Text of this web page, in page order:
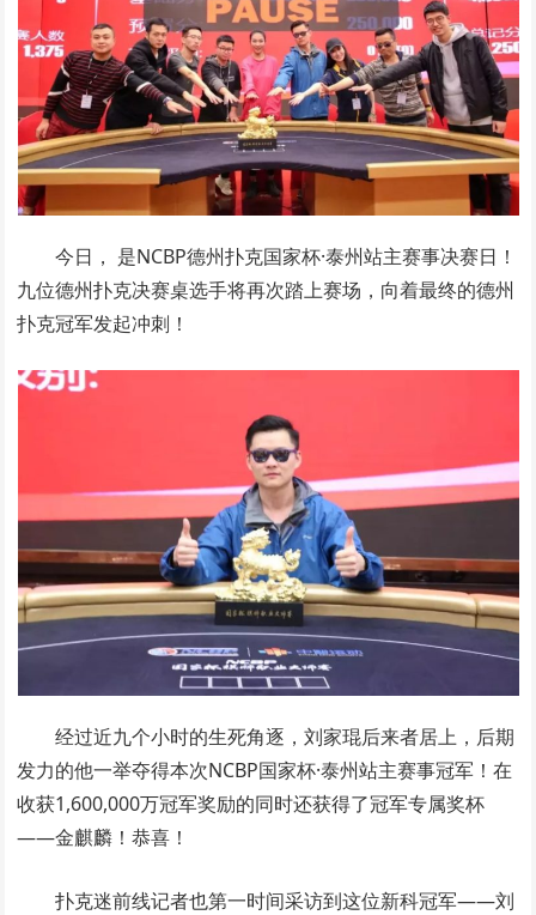
今日， 是NCBP德州扑克国家杯·泰州站主赛事决赛日！
九位德州扑克决赛桌选手将再次踏上赛场，向着最终的德州
扑克冠军发起冲刺！
经过近九个小时的生死角逐，刘家琨后来者居上，后期
发力的他一举夺得本次NCBP国家杯·泰州站主赛事冠军！在
收获1,600,000万冠军奖励的同时还获得了冠军专属奖杯
——金麒麟！恭喜！
扑克迷前线记者也第一时间采访到这位新科冠军——刘